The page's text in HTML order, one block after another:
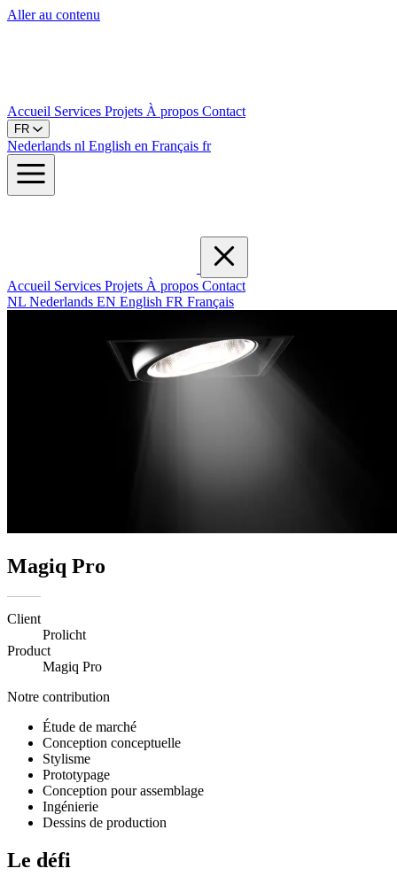
Aller au contenu
Accueil Services Projets À propos Contact
FR
Nederlands nl English en Français fr
Accueil Services Projets À propos Contact
NL Nederlands EN English FR Français
Magiq Pro
Client
Prolicht
Product
Magiq Pro
Notre contribution
Étude de marché
Conception conceptuelle
Stylisme
Prototypage
Conception pour assemblage
Ingénierie
Dessins de production
Le défi